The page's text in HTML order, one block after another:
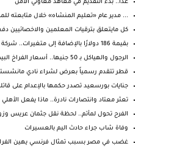
غدًا.. بدء التقديم في معاهد معاوني الأمن
... مدير عام «تعليم المنشاه» خلال متابعته
كل مايتعلق بترقيات المعلمين والاخصائيين دفعه
بقيمة 186 دولارًا بالإضافة إلى متغيرات.. شركة "أدن...
الرجول والهياكل بـ 50 جنيها.. أسعار الفراخ البيضاء...
قطر تتقدم رسمياً بعرض لشراء نادي مانشستر
جنايات بورسعيد تصدر حكمها بالإعدام على
تعثر معتاد وانتصارات نادرة.. ماذا يفعل
الفرح تحول لمأتم.. لحظة نقل جثمان عريس
وفاة شاب جراء حادث اليم بالعسيرات
غضب في مصر بسبب تمثال فرنسي يهين